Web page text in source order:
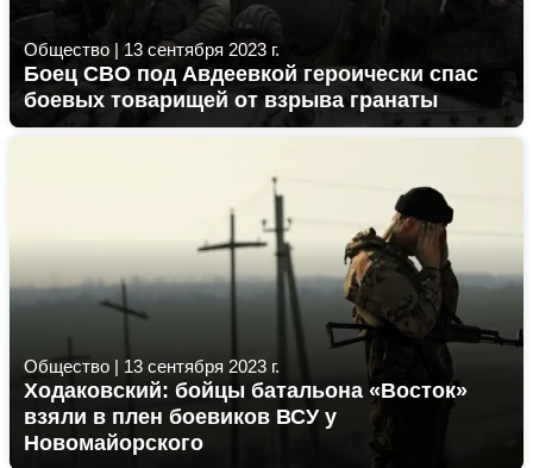
Общество | 13 сентября 2023 г.
Боец СВО под Авдеевкой героически спас
боевых товарищей от взрыва гранаты
Общество | 13 сентября 2023 г.
Ходаковский: бойцы батальона «Восток»
взяли в плен боевиков ВСУ у
Новомайорского